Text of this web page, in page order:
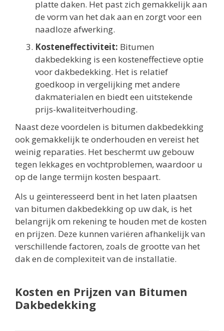
platte daken. Het past zich gemakkelijk aan
de vorm van het dak aan en zorgt voor een
naadloze afwerking.
Kosteneffectiviteit: Bitumen
dakbedekking is een kosteneffectieve optie
voor dakbedekking. Het is relatief
goedkoop in vergelijking met andere
dakmaterialen en biedt een uitstekende
prijs-kwaliteitverhouding.
Naast deze voordelen is bitumen dakbedekking
ook gemakkelijk te onderhouden en vereist het
weinig reparaties. Het beschermt uw gebouw
tegen lekkages en vochtproblemen, waardoor u
op de lange termijn kosten bespaart.
Als u geïnteresseerd bent in het laten plaatsen
van bitumen dakbedekking op uw dak, is het
belangrijk om rekening te houden met de kosten
en prijzen. Deze kunnen variëren afhankelijk van
verschillende factoren, zoals de grootte van het
dak en de complexiteit van de installatie.
Kosten en Prijzen van Bitumen
Dakbedekking